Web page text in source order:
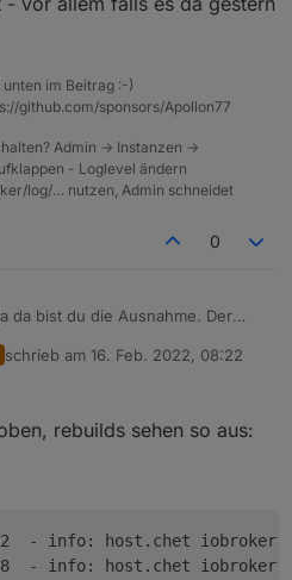
waren, kann ich nicht mehr
4.0.9
im Beitrag :-)
github.com/sponsors/Apollon77
Admin -> Instanzen ->
- Loglevel ändern
log/… nutzen, Admin schneidet
0
da bist du die Ausnahme. Der
schrieb am 16. Feb. 2022, 08:22
zuletzt editiert von
rebuilds sehen so aus:
- info: host.chet iobroker
- info: host.chet iobroker